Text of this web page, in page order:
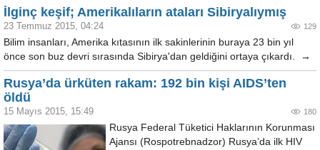
İlginç keşif; Amerikalıların ataları Sibiryalıymış
23 Temmuz 2015, 04:24 129
Bilim insanları, Amerika kıtasının ilk sakinlerinin buraya 23 bin yıl
önce son buz devri sırasında Sibirya'dan geldiğini ortaya çıkardı. →
Rusya’da ürküten rakam: 192 bin kişi AIDS’ten
öldü
15 Mayıs 2015, 15:49 180
Rusya Federal Tüketici Haklarının Korunması
Ajansı (Rospotrebnadzor) Rusya’da ilk HIV